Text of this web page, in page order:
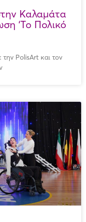
Καλαμάτα
‘Το Πολικό
PolisArt και τον